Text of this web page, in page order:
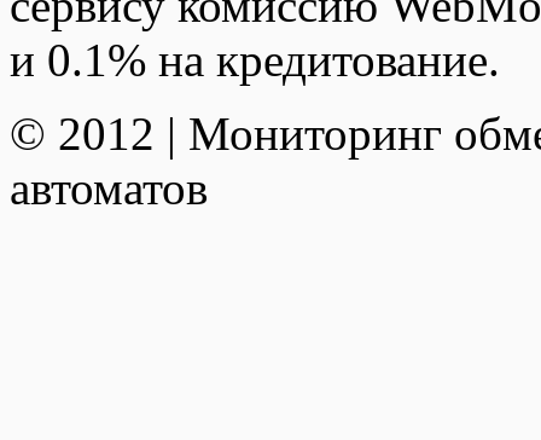
и 0.1% на кредитование.
© 2012 | Мониторинг
автоматов